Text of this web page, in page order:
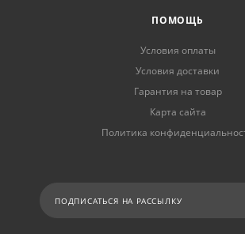
ПОМОЩЬ
Условия оплаты
Условия доставки
Гарантия на товар
Карта сайта
Политика
ПОДПИСАТЬСЯ НА РАССЫЛКУ